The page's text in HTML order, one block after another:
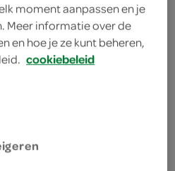
moment aanpassen en je
Meer informatie over de
en hoe je ze kunt beheren,
cookiebeleid